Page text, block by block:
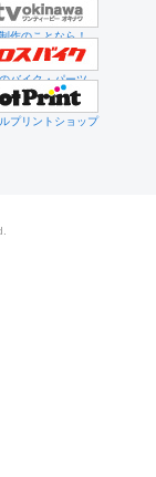
作のことなら！
バイク・パーツ
プリントショップ